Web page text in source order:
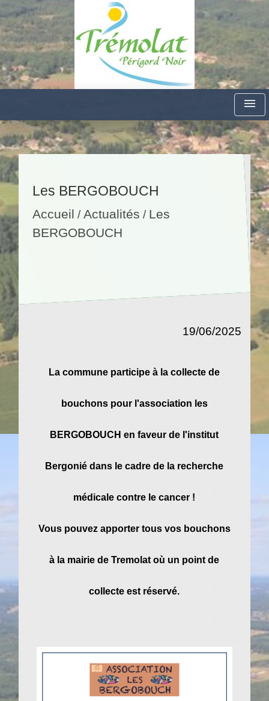
menu
Les BERGOBOUCH
Accueil /Actualités / Les
BERGOBOUCH
19/06/2025
La commune participe à la collecte de
bouchons pour l'association les
BERGOBOUCH en faveur de l'institut
Bergonié dans le cadre de la recherche
médicale contre le cancer !
Vous pouvez apporter tous vos bouchons
à la mairie de Tremolat où un point de
collecte est réservé.